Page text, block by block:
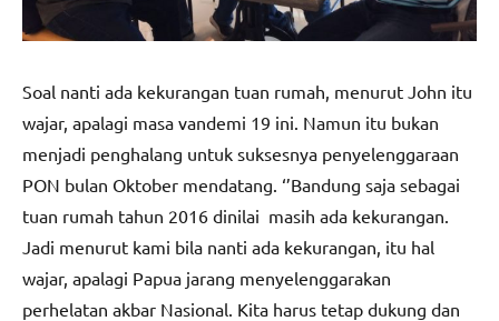
Soal nanti ada kekurangan tuan rumah, menurut John itu
wajar, apalagi masa vandemi 19 ini. Namun itu bukan
menjadi penghalang untuk suksesnya penyelenggaraan
PON bulan Oktober mendatang. ‘’Bandung saja sebagai
tuan rumah tahun 2016 dinilai masih ada kekurangan.
Jadi menurut kami bila nanti ada kekurangan, itu hal
wajar, apalagi Papua jarang menyelenggarakan
perhelatan akbar Nasional. Kita harus tetap dukung dan